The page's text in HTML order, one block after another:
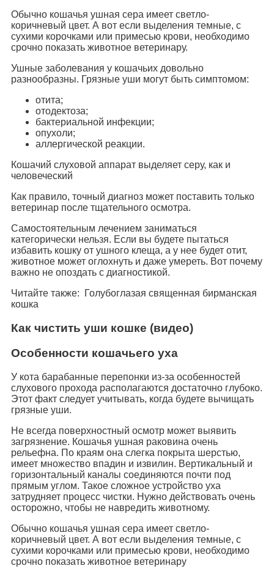
Обычно кошачья ушная сера имеет светло-
коричневый цвет. А вот если выделения темные, с
сухими корочками или примесью крови, необходимо
срочно показать животное ветеринару.
Ушные заболевания у кошачьих довольно
разнообразны. Грязные уши могут быть симптомом:
отита;
отодектоза;
бактериальной инфекции;
опухоли;
аллергической реакции.
Кошачий слуховой аппарат выделяет серу, как и
человеческий
Как правило, точный диагноз может поставить только
ветеринар после тщательного осмотра.
Самостоятельным лечением заниматься
категорически нельзя. Если вы будете пытаться
избавить кошку от ушного клеща, а у нее будет отит,
животное может оглохнуть и даже умереть. Вот почему
важно не опоздать с диагностикой.
Читайте также: Голубоглазая священная бирманская
кошка
Как чистить уши кошке (видео)
Особенности кошачьего уха
У кота барабанные перепонки из-за особенностей
слухового прохода располагаются достаточно глубоко.
Этот факт следует учитывать, когда будете вычищать
грязные уши.
Не всегда поверхностный осмотр может выявить
загрязнение. Кошачья ушная раковина очень
рельефна. По краям она слегка покрыта шерстью,
имеет множество впадин и извилин. Вертикальный и
горизонтальный каналы соединяются почти под
прямым углом. Такое сложное устройство уха
затрудняет процесс чистки. Нужно действовать очень
осторожно, чтобы не навредить животному.
Обычно кошачья ушная сера имеет светло-
коричневый цвет. А вот если выделения темные, с
сухими корочками или примесью крови, необходимо
срочно показать животное ветеринару